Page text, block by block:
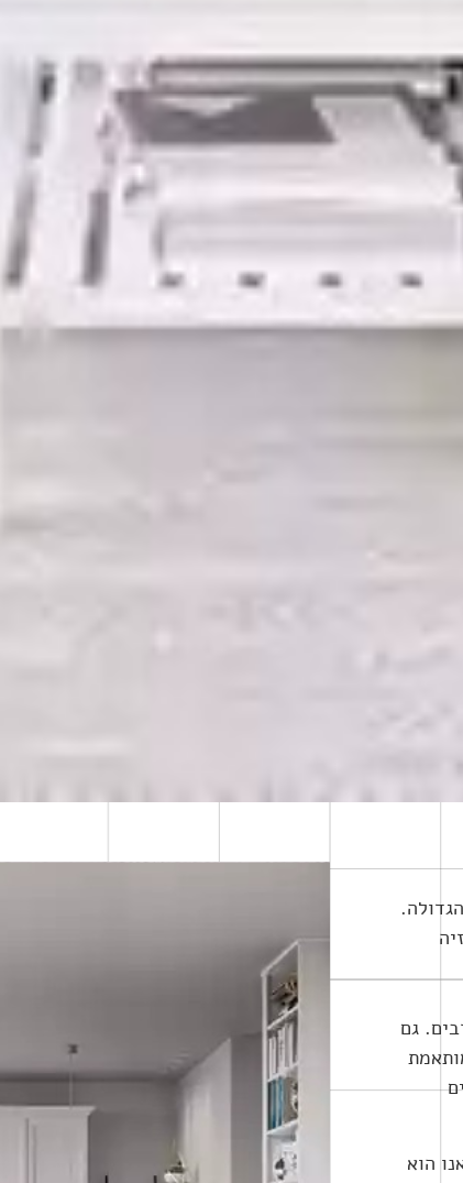
גם
הוא